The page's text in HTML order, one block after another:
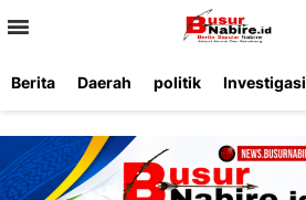
Berita Daerah politik Investigasi